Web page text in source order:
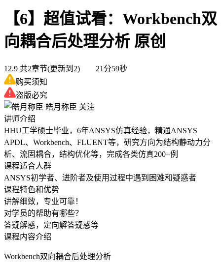
【6】超值试看：Workbench双
向耦合后处理分析 原创
12.9 共2章节(更新到2) 21分59秒
购买须知
盗版必究
皓月称臣 关注
讲师介绍
HHU工学硕士毕业，6年ANSYS仿真经验，精通ANSYS
APDL、Workbench、FLUENT等，研究方向为结构静动力分
析、流固耦合，结构优化等，完成各类仿真200+例
课程适合人群
ANSYS初学者、进阶者及使用过程中遇到困难和疑惑者
课程特色和优势
讲解细致，专业可靠！
对学员的帮助有哪些？
答疑解惑，定向解答疑惑等
课程内容介绍
Workbench双向耦合后处理分析